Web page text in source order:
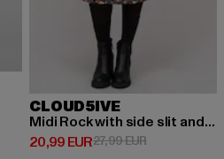
54,99 EUR
CLOUD5IVE
Midi Rock with side slit and flower print
20,99 EUR
Derzeitiger Preis: 20,99 EUR
27,99 EURAktionspreis: